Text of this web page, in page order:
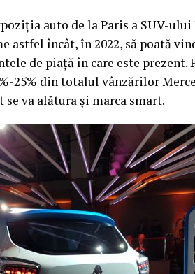
auto de la Paris a SUV-ului
astfel încât, în 2022, să poată
de piaţă în care este prezent.
25% din totalul vânzărilor
va alătura şi marca smart.